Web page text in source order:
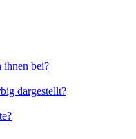
ihnen bei?
dargestellt?